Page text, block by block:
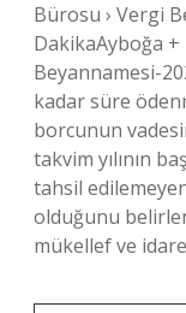
Bürosu › Vergi
DakikaAyboğa
Beyannamesi-
kadar süre
borcunun
takvim yılının
tahsil
olduğunu
mükellef ve